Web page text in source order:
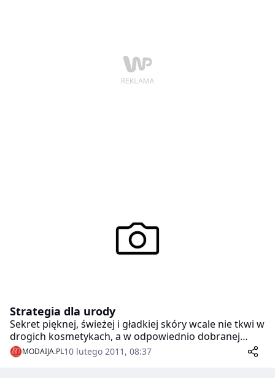
Strategia dla urody
Sekret pięknej, świeżej i gładkiej skóry wcale nie tkwi w
drogich kosmetykach, a w odpowiednio dobranej
strategii dbałości o urodę. – Lepiej zaoszczędzić na
przypadkowym kupowaniu nowych cud-specyfików, a
MODAIJA.PL10 lutego 2011, 08:37